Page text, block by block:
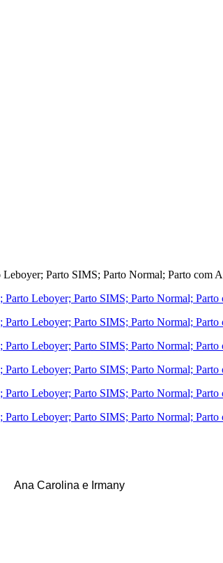
Ana Carolina e Irmany